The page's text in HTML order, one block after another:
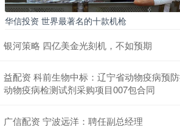
华信投资 世界最著名的十款机枪
银河策略 四亿美金光刻机，不如预期
益配资 科前生物中标：辽宁省动物疫病预
动物疫病检测试剂采购项目007包合同
广信配资 宁波远洋：聘任副总经理